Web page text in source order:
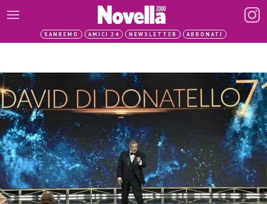
SANREMO AMICI 24 NEWSLETTER ABBONATI